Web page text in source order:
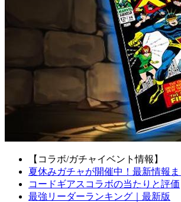
【コラボ/ガチャイベント情報】
夏休みガチャが開催中！最新情報
コードギアスコラボの当たりと評価
最強リーダーランキング｜最新版